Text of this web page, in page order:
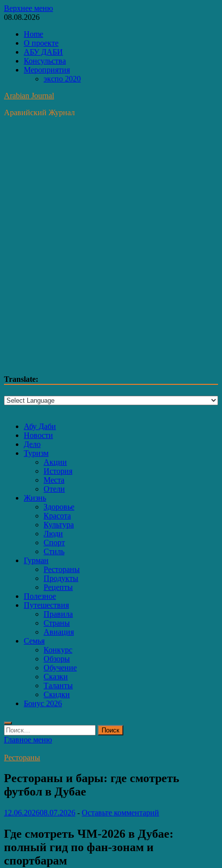
Перейти
к
Верхнее меню
08.08.2026
Home
О проекте
АБУ ДАБИ
Консульства
Мероприятия
экспо 2020
Arabian Journal
Аравийский Журнал
Translate:
Абу Даби
Новости
Дело
Туризм
Акции
История
Места
Отели
Жизнь
Здоровье
Красота
Культура
Люди
Спорт
Стиль
Гурман
Рестораны
Продукты
Рецепты
Полезное
Путешествия
Правила
Страны
Авиация
Семья
Конкурс
Обзоры
Обучение
Сказки
Таланты
Скидки
Бонус 2026
Найти:
Главное меню
Рестораны
Рестораны и бары: где смотреть
футбол в Дубае
12.06.202608.07.2026 - Оставьте комментарий
Где смотреть ЧМ‑2026 в Дубае:
полный гид по фан‑зонам и
спортбарам